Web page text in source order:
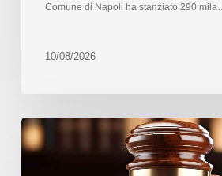
Comune di Napoli ha stanziato 290 mila…
10/08/2026